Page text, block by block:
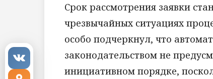
Срок рассмотрения заявки
чрезвычайных ситуациях
особо подчеркнул, что
законодательством не
инициативном порядке,